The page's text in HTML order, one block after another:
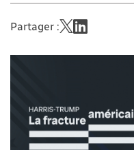
Partager :